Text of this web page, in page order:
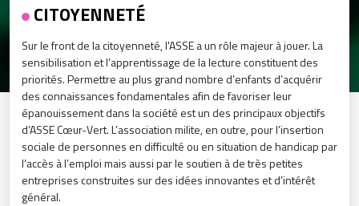
CITOYENNETÉ
Sur le front de la citoyenneté, l'ASSE a un rôle majeur à jouer. La
sensibilisation et l’apprentissage de la lecture constituent des
priorités. Permettre au plus grand nombre d’enfants d’acquérir
des connaissances fondamentales afin de favoriser leur
épanouissement dans la société est un des principaux objectifs
d’ASSE Cœur-Vert. L’association milite, en outre, pour l’insertion
sociale de personnes en difficulté ou en situation de handicap par
l’accès à l’emploi mais aussi par le soutien à de très petites
entreprises construites sur des idées innovantes et d’intérêt
général.